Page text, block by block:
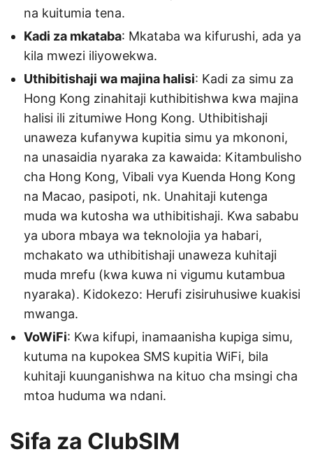
na kuitumia tena.
Kadi za mkataba: Mkataba wa kifurushi, ada ya
kila mwezi iliyowekwa.
Uthibitishaji wa majina halisi: Kadi za simu za
Hong Kong zinahitaji kuthibitishwa kwa majina
halisi ili zitumiwe Hong Kong. Uthibitishaji
unaweza kufanywa kupitia simu ya mkononi,
na unasaidia nyaraka za kawaida: Kitambulisho
cha Hong Kong, Vibali vya Kuenda Hong Kong
na Macao, pasipoti, nk. Unahitaji kutenga
muda wa kutosha wa uthibitishaji. Kwa sababu
ya ubora mbaya wa teknolojia ya habari,
mchakato wa uthibitishaji unaweza kuhitaji
muda mrefu (kwa kuwa ni vigumu kutambua
nyaraka). Kidokezo: Herufi zisiruhusiwe kuakisi
mwanga.
VoWiFi: Kwa kifupi, inamaanisha kupiga simu,
kutuma na kupokea SMS kupitia WiFi, bila
kuhitaji kuunganishwa na kituo cha msingi cha
mtoa huduma wa ndani.
Sifa za ClubSIM